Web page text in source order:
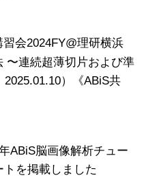
ら
課題一覧
動
習会2024FY@理研横浜
〜連続超薄切片および準
）《ABiS共
ABiS脳画像解析チュー
トを掲載しました